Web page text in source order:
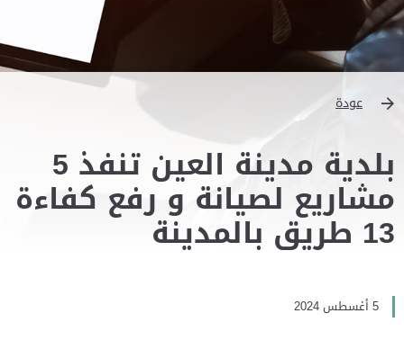
عودة
بلدية مدينة العين تنفذ 5
مشاريع لصيانة و رفع كفاءة
13 طريق بالمدينة
5 أغسطس 2024